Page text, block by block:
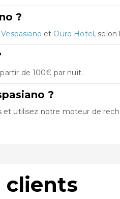
?
et Ouro Hotel, selon
de 100€ par nuit.
?
et utilisez notre moteur de
clients